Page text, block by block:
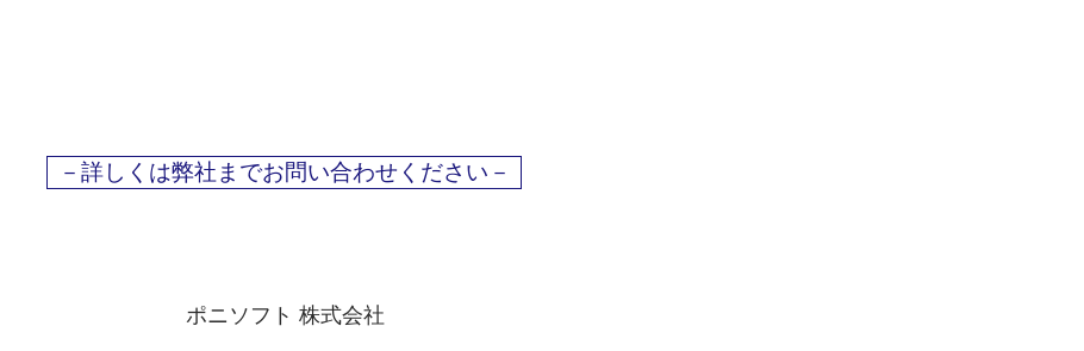
​－詳しくは弊社までお問い合わせください－
ポニソフト 株式会社